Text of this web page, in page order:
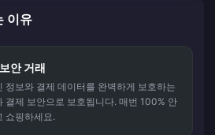
이유
안 거래
정보와 결제 데이터를 완벽하게 보호하는
결제 보안으로 보호됩니다. 매번 100% 안
쇼핑하세요.